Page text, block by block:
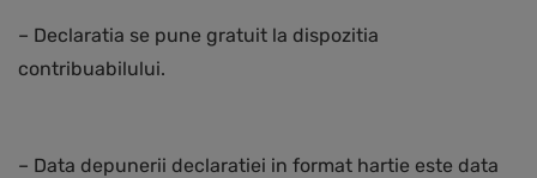
– Declaratia se pune gratuit la dispozitia
contribuabilului.
– Data depunerii declaratiei in format hartie este data